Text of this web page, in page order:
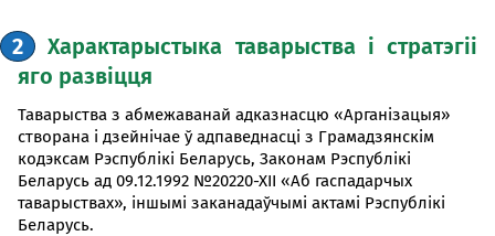
2
Характарыстыка таварыства і стратэгіі
яго развіцця
Таварыства з абмежаванай адказнасцю «Арганізацыя»
створана і дзейнічае ў адпаведнасці з Грамадзянскім
кодэксам Рэспублікі Беларусь, Законам Рэспублікі
Беларусь ад 09.12.1992 №20220-ХІІ «Аб гаспадарчых
таварыствах», іншымі заканадаўчымі актамі Рэспублікі
Беларусь.